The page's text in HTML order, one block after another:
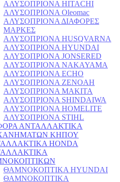
ΑΛΥΣΟΠΡΙΟΝΑ HITACHI
ΑΛΥΣΟΠΡΙΟΝΑ Oleomac
ΑΛΥΣΟΠΡΙΟΝΑ ΔΙΑΦΟΡΕΣ
ΜΑΡΚΕΣ
ΑΛΥΣΟΠΡΙΟΝΑ HUSQVARNA
ΑΛΥΣΟΠΡΙΟΝΑ HYUNDAI
ΑΛΥΣΟΠΡΙΟΝΑ JONSERED
ΑΛΥΣΟΠΡΙΟΝΑ NAKAYAMA
ΑΛΥΣΟΠΡΙΟΝΑ ECHO
ΑΛΥΣΟΠΡΙΟΝΑ ZENOAH
ΑΛΥΣΟΠΡΙΟΝΑ MAKITA
ΑΛΥΣΟΠΡΙΟΝΑ SHINDAIWA
ΑΛΥΣΟΠΡΙΟΝΑ HOMELITE
ΑΛΥΣΟΠΡΙΟΝΑ STIHL
ΑΝΤΑΛΛΑΚΤΙΚΑ
ΚΗΠΟΥ
HONDA
ΘΑΜΝΟΚΟΠΤΙΚΑ HYUNDAI
ΘΑΜΝΟΚΟΠΤΙΚΑ